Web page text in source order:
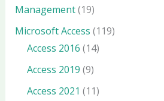
Management(19)
Microsoft Access (119)
Access 2016 (14)
Access 2019 (9)
Access 2021 (11)